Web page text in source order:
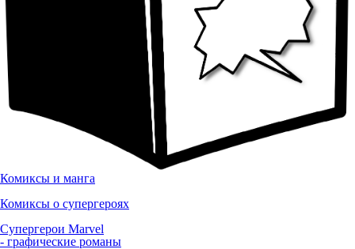
Комиксы и манга
Комиксы о супергероях
Супергерои Marvel
- графические романы